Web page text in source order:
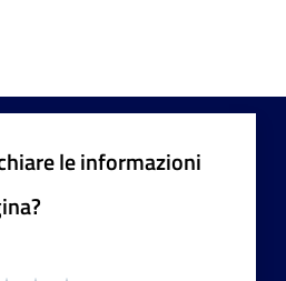
le informazioni